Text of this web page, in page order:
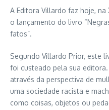
A Editora Villardo faz hoje, na
o lançamento do livro
fatos”.
Segundo Villardo Prior, este
foi custeado pela sua
através da perspectiva de
uma sociedade racista e
como coisas, objetos ou